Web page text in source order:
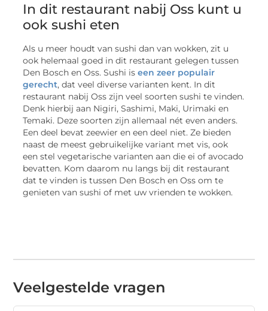
In dit restaurant nabij Oss kunt u
ook sushi eten
Als u meer houdt van sushi dan van wokken, zit u
ook helemaal goed in dit restaurant gelegen tussen
Den Bosch en Oss. Sushi iseen zeer populair
gerecht, dat veel diverse varianten kent. In dit
restaurant nabij Oss zijn veel soorten sushi te vinden.
Denk hierbij aan Nigiri, Sashimi, Maki, Urimaki en
Temaki. Deze soorten zijn allemaal nét even anders.
Een deel bevat zeewier en een deel niet. Ze bieden
naast de meest gebruikelijke variant met vis, ook
een stel vegetarische varianten aan die ei of avocado
bevatten. Kom daarom nu langs bij dit restaurant
dat te vinden is tussen Den Bosch en Oss om te
genieten van sushi of met uw vrienden te wokken.
Veelgestelde vragen